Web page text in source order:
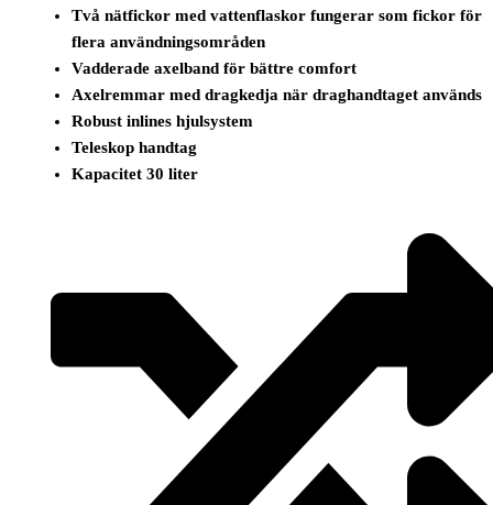
Två nätfickor med vattenflaskor fungerar som fickor för
flera användningsområden
Vadderade axelband för bättre comfort
Axelremmar med dragkedja när draghandtaget används
Robust inlines hjulsystem
Teleskop handtag
Kapacitet 30 liter